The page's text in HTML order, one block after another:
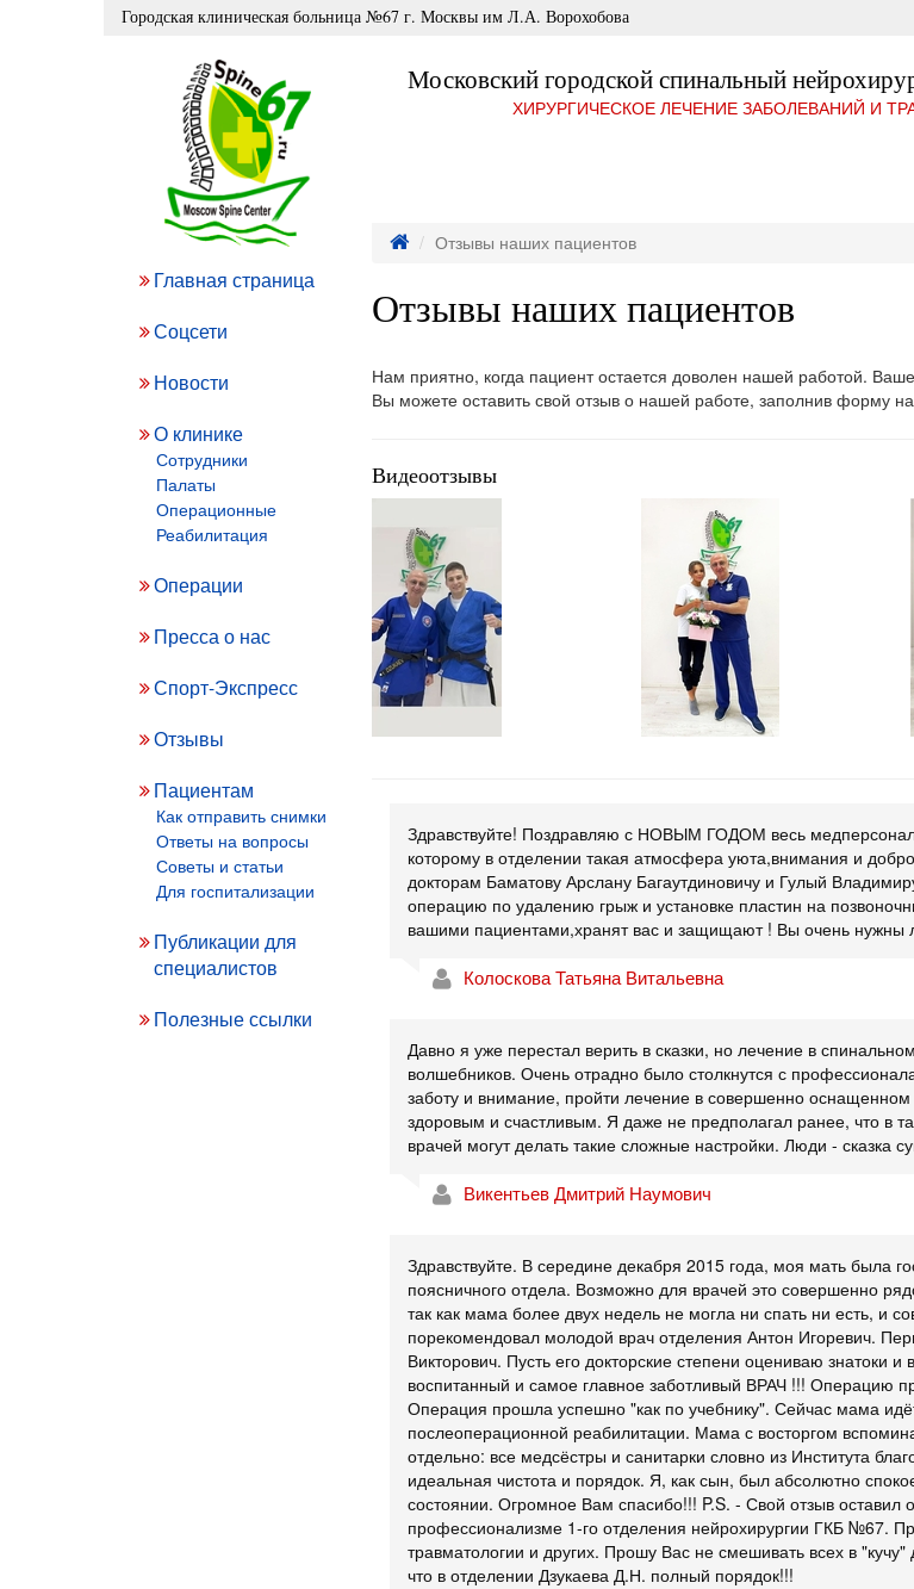
Городская клиническая больница №67 г. Москвы им Л.А. Ворохобова
Главная страница
Соцсети
Новости
О клинике
Сотрудники
Палаты
Операционные
Реабилитация
Операции
Пресса о нас
Спорт-Экспресс
Отзывы
Пациентам
Как отправить снимки
Ответы на вопросы
Советы и статьи
Для госпитализации
Публикации для
специалистов
Полезные ссылки
Московский городской спинальный
ХИРУРГИЧЕСКОЕ ЛЕЧЕНИЕ ЗАБОЛЕВАНИЙ И
Отзывы наших пациентов
Отзывы наших пациентов
Нам приятно, когда пациент остается доволен нашей работой.
Вы можете оставить свой отзыв о нашей работе, заполнив форму
Видеоотзывы
Здравствуйте! Поздравляю с НОВЫМ ГОДОМ весь
которому в отделении такая атмосфера уюта,внимания и
докторам Баматову Арслану Багаутдиновичу и Гулый
операцию по удалению грыж и установке пластин на
вашими пациентами,хранят вас и защищают ! Вы очень
Колоскова Татьяна Витальевна
Давно я уже перестал верить в сказки, но лечение в
волшебников. Очень отрадно было столкнутся с
заботу и внимание, пройти лечение в совершенно
здоровым и счастливым. Я даже не предполагал ранее, что в
врачей могут делать такие сложные настройки. Люди - сказка
Викентьев Дмитрий Наумович
Здравствуйте. В середине декабря 2015 года, моя мать была
поясничного отдела. Возможно для врачей это совершенно
так как мама более двух недель не могла ни спать ни есть,
порекомендовал молодой врач отделения Антон Игоревич.
Викторович. Пусть его докторские степени оцениваю знатоки
воспитанный и самое главное заботливый ВРАЧ !!! Операцию
Операция прошла успешно "как по учебнику". Сейчас мама
послеоперационной реабилитации. Мама с восторгом
отдельно: все медсёстры и санитарки словно из Института
идеальная чистота и порядок. Я, как сын, был абсолютно
состоянии. Огромное Вам спасибо!!! P.S. - Свой отзыв
профессионализме 1-го отделения нейрохирургии ГКБ №67.
травматологии и других. Прошу Вас не смешивать всех в
что в отделении Дзукаева Д.Н. полный порядок!!!